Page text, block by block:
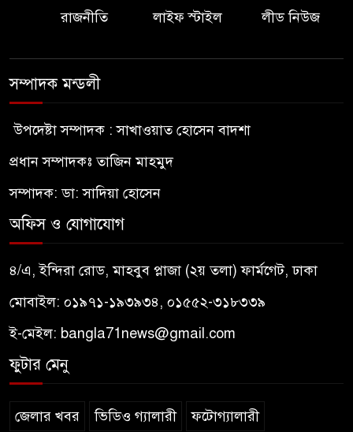
রাজনীতি
লাইফ স্টাইল লীড নিউজ
সম্পাদক মন্ডলী
উপদেষ্টা সম্পাদক : সাখাওয়াত হোসেন বাদশা
প্রধান সম্পাদকঃ তাজিন মাহমুদ
সম্পাদক: ডা: সাদিয়া হোসেন
অফিস ও যোগাযোগ
৪/এ, ইন্দিরা রোড, মাহবুব প্লাজা (২য় তলা) ফার্মগেট, ঢাকা
মোবাইল: ০১৯৭১-১৯৩৯৩৪, ০১৫৫২-৩১৮৩৩৯
ই-মেইল: bangla71news@gmail.com
ফুটার মেনু
জেলার খবর ভিডিও গ্যালারী ফটোগ্যালারী